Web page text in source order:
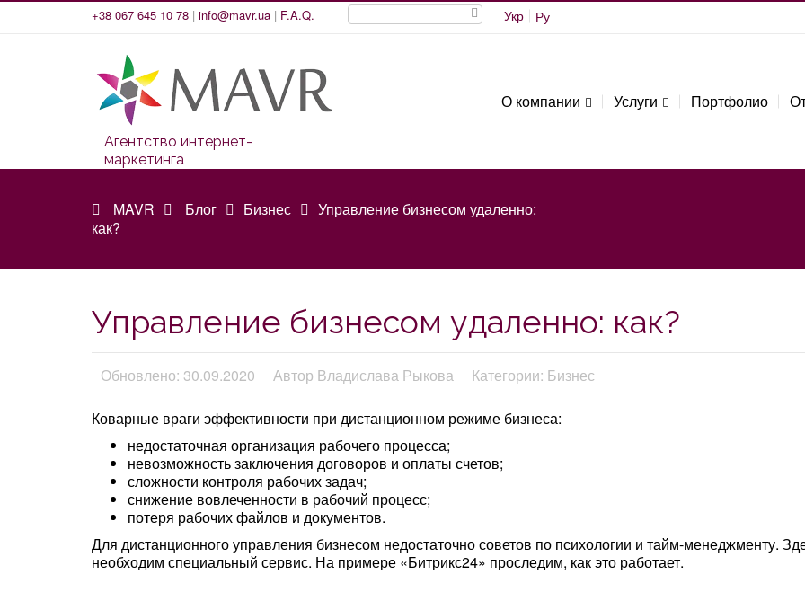
+38 067 645 10 78 | info@mavr.ua | F.A.Q. Укр Ру
Агентство интернет-
маркетинга
О компании Услуги Портфолио
MAVR Блог Бизнес
Управление бизнесом удаленно:
как?
Управление бизнесом удаленно: как?
Обновлено: 30.09.2020 Автор Владислава Рыкова Категории: Бизнес
Коварные враги эффективности при дистанционном режиме бизнеса:
недостаточная организация рабочего процесса;
невозможность заключения договоров и оплаты счетов;
сложности контроля рабочих задач;
снижение вовлеченности в рабочий процесс;
потеря рабочих файлов и документов.
Для дистанционного управления бизнесом недостаточно советов по психологии и тайм-менеджменту.
необходим специальный сервис. На примере «Битрикс24» проследим, как это работает.